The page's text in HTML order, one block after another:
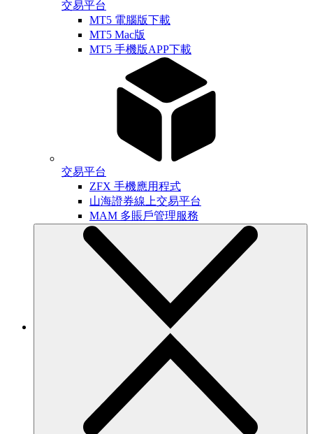
交易平台
MT5 電腦版下載
MT5 Mac版
MT5 手機版APP下載
交易平台
ZFX 手機應用程式
山海證券線上交易平台
MAM 多賬戶管理服務